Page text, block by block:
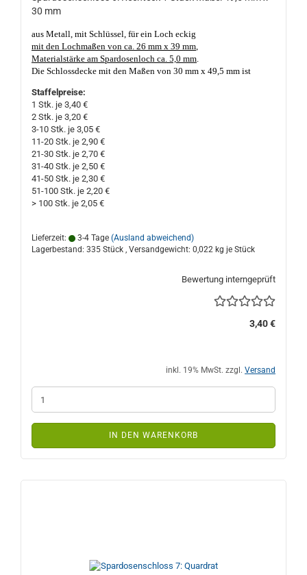
30 mm
aus Metall, mit Schlüssel, für ein Loch eckig
mit den Lochmaßen von ca. 26 mm x 39 mm,
Materialstärke am Spardosenloch ca. 5,0 mm.
Die Schlossdecke mit den Maßen von 30 mm x 49,5 mm ist
runden Geldscheinloch, mit einem kurz, kantig, verzinkt
schließbaren Stahlriegel, unten mit Schlosskasten. Die
Schlüsselführung ist 2-fach geschlitzt.
Porzellan- und Keramik Sparschweine und Spardosen. Made in
Germany, gute Qualität. Das rechteckige Spardosenloch darf nicht
kleiner, oder größer als ca. 26 mm x 39 mm sein und die Material-
Stärke des Loches sollte nicht dicker, oder dünner als ca. 5,0 mm
sein!
Staffelpreise:
1 Stk. je 3,40 €
2 Stk. je 3,20 €
3-10 Stk. je 3,05 €
11-20 Stk. je 2,90 €
21-30 Stk. je 2,70 €
31-40 Stk. je 2,50 €
41-50 Stk. je 2,30 €
51-100 Stk. je 2,20 €
> 100 Stk. je 2,05 €
Lieferzeit: 3-4 Tage (Ausland abweichend)
Lagerbestand: 335 Stück , Versandgewicht: 0,022 kg je Stück
Bewertung interngeprüft
3,40 €
inkl. 19% MwSt. zzgl. Versand
IN DEN WARENKORB